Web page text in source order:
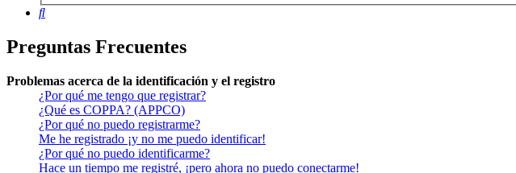
Buscar
Preguntas Frecuentes
Problemas acerca de la identificación y el registro
¿Por qué me tengo que registrar?
¿Qué es COPPA? (APPCO)
¿Por qué no puedo registrarme?
Me he registrado ¡y no me puedo identificar!
¿Por qué no puedo identificarme?
Hace un tiempo me registré, ¡pero ahora no puedo conectarme!